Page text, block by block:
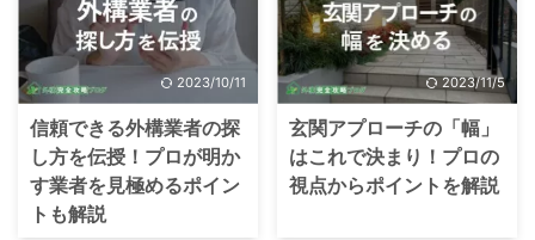
2023/10/11
信頼できる外構業者の探
し方を伝授！プロが明か
す業者を見極めるポイン
トも解説
2023/11/5
玄関アプローチの「幅」
はこれで決まり！プロの
視点からポイントを解説